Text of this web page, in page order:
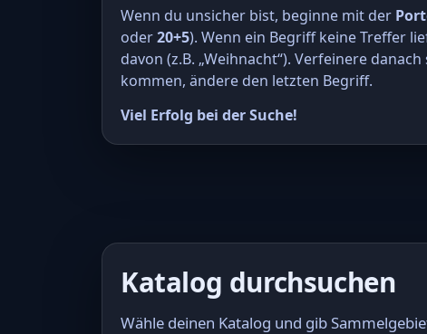
Wenn du unsicher bist, beginne mit der
oder20+5). Wenn ein Begriff keine Treffer
davon (z.B. „Weihnacht“). Verfeinere
kommen, ändere den letzten Begriff.
Viel Erfolg bei der Suche!
Katalog durchsuchen
Wähle deinen Katalog und gib